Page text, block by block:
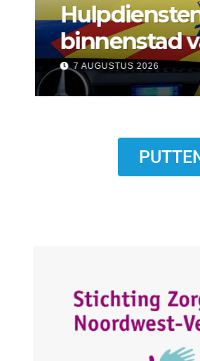
Gemeente
standplaats
7 AUGUSTUS 2026